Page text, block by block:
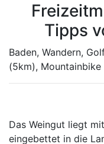
Tipps
Baden, Wandern,
(5km), Mountainbike
Das Weingut liegt
eingebettet in die